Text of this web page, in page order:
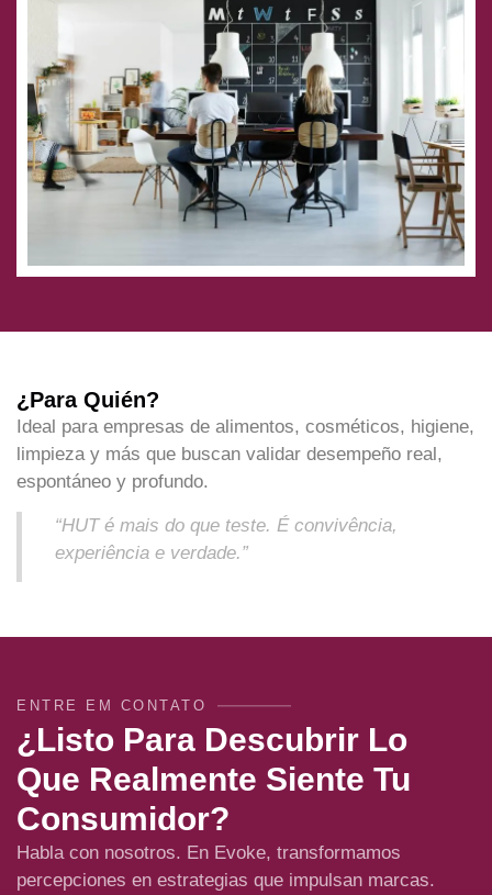
¿Para Quién?
Ideal para empresas de alimentos, cosméticos, higiene,
limpieza y más que buscan validar desempeño real,
espontáneo y profundo.
“HUT é mais do que teste. É convivência,
experiência e verdade.”
ENTRE EM CONTATO
¿Listo Para Descubrir Lo
Que Realmente Siente Tu
Consumidor?
Habla con nosotros. En Evoke, transformamos
percepciones en estrategias que impulsan marcas.